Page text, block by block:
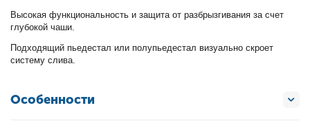
Высокая функциональность и защита от разбрызгивания за счет
глубокой чаши.
Подходящий пьедестал или полупьедестал визуально скроет
систему слива.
Особенности